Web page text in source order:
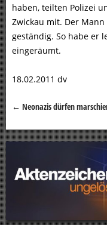
haben, teilten Polizei
Zwickau mit. Der
geständig. So habe er
eingeräumt.
18.02.2011 dv
Beitragsnavigation
← Neonazis dürfen